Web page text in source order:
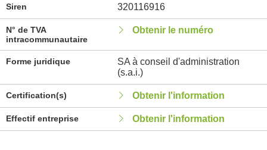
Siren 320116916
N° de TVA
intracommunautaire
Obtenir le numéro
Forme juridique
SA à conseil d'administration
(s.a.i.)
Certification(s) Obtenir l'information
Effectif entreprise Obtenir l'information